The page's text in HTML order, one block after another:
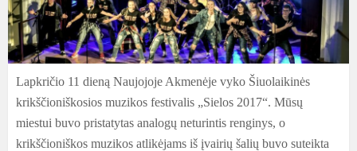
Lapkričio 11 dieną Naujojoje Akmenėje vyko Šiuolaikinės
krikščioniškosios muzikos festivalis „Sielos 2017“. Mūsų
miestui buvo pristatytas analogų neturintis renginys, o
krikščioniškos muzikos atlikėjams iš įvairių šalių buvo suteikta